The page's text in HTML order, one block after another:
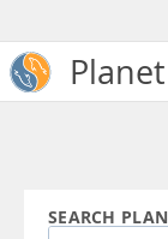
SEARCH